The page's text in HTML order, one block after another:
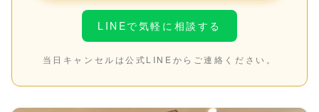
LINEで気軽に相談する
当日キャンセルは公式LINEからご連絡ください。